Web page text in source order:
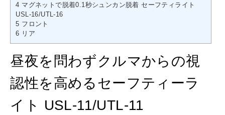
4 マグネットで脱着0.1秒シュンカン脱着 セーフティライト
USL-16/UTL-16
5 フロント
6 リア
昼夜を問わずクルマからの視
認性を高めるセーフティーラ
イト USL-11/UTL-11